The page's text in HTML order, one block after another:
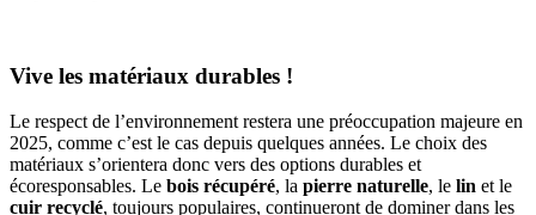
Vive les matériaux durables !
Le respect de l’environnement restera une préoccupation majeure en
2025, comme c’est le cas depuis quelques années. Le choix des
matériaux s’orientera donc vers des options durables et
écoresponsables. Le bois récupéré, la pierre naturelle, le lin et le
cuir recyclé, toujours populaires, continueront de dominer dans les